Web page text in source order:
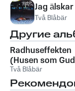
Jag
Två Blåbär
Другие
Radhuseffekten
(Husen som Gud
glömde)
Två Blåbär